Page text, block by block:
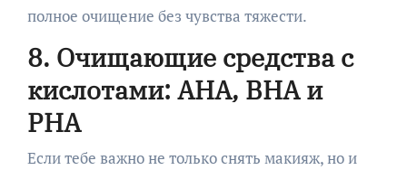
полное очищение без чувства тяжести.
8. Очищающие средства с
кислотами: AHA, BHA и
PHA
Если тебе важно не только снять макияж, но и